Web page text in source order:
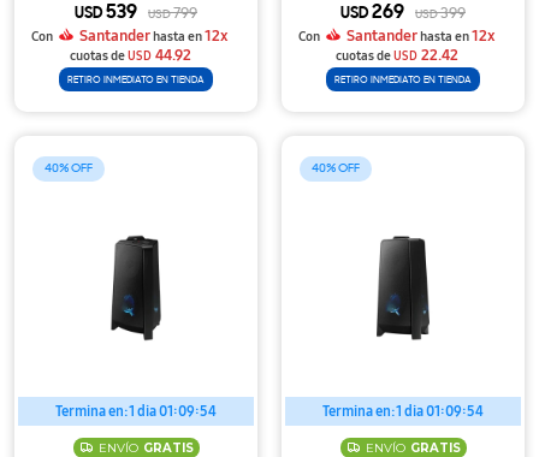
Atmos con Subwoofer y
Ajuste Descapotable
USD 539 USD799
Con
Santanderhasta en12x
cuotas deUSD 44.92
RETIRO INMEDIATO EN TIENDA
Subwoofer Inalámbrico y
DTS Virtual X
USD 269 USD399
Con
Santanderhasta en12x
cuotas deUSD 22.42
RETIRO INMEDIATO EN TIENDA
40
Termina en:1 dia 01:09:54
ENVÍO GRATIS
40
Termina en:1 dia 01:09:54
ENVÍO GRATIS